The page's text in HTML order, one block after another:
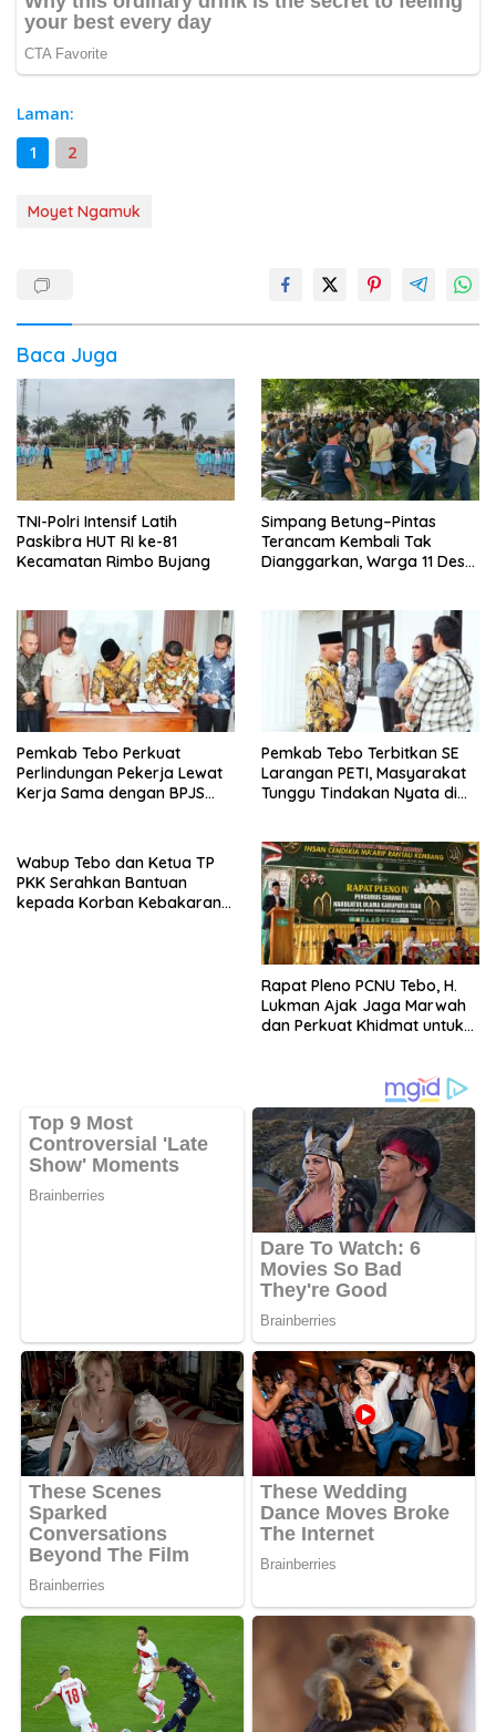
Laman:
1
2
Moyet Ngamuk
Baca Juga
TNI-Polri Intensif Latih
Paskibra HUT RI ke-81
Kecamatan Rimbo Bujang
Simpang Betung–Pintas
Terancam Kembali Tak
Dianggarkan, Warga 11 Desa
Pemkab Tebo Perkuat
Perlindungan Pekerja Lewat
Kerja Sama dengan BPJS
Pemkab Tebo Terbitkan SE
Larangan PETI, Masyarakat
Tunggu Tindakan Nyata di
Wabup Tebo dan Ketua TP
PKK Serahkan Bantuan
kepada Korban Kebakaran
Rapat Pleno PCNU Tebo, H.
Lukman Ajak Jaga Marwah
dan Perkuat Khidmat untuk